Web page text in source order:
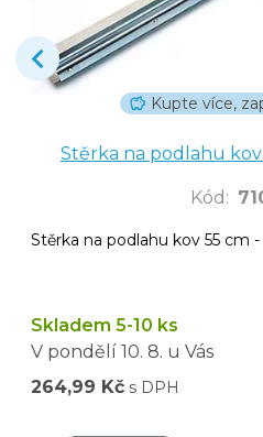
Kupte více,
Stěrka na podlahu
Kód :
Stěrka na podlahu kov 55 cm
Skladem 5-10 ks
V pondělí 10. 8. u Vás
264,99 Kč s DPH